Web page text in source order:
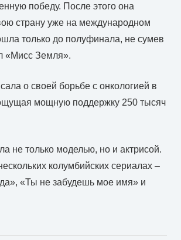
победу. После этого она
страну уже на международном
только до полуфинала, не сумев
«Мисс Земля».
о своей борьбе с онкологией в
мощную поддержку 250 тысяч
не только моделью, но и актрисой.
колумбийских сериалах –
«Ты не забудешь мое имя» и